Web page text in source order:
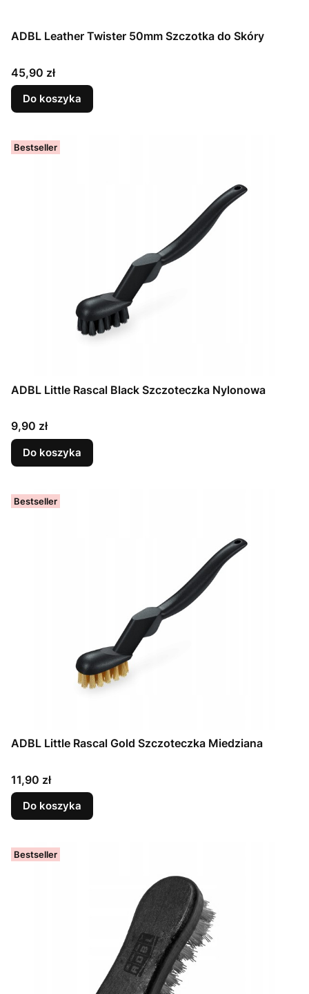
ADBL Leather Twister 50mm Szczotka do Skóry
Cena
45,90 zł
Do koszyka
Bestseller
ADBL Little Rascal Black Szczoteczka Nylonowa
Cena
9,90 zł
Do koszyka
Bestseller
ADBL Little Rascal Gold Szczoteczka Miedziana
Cena
11,90 zł
Do koszyka
Bestseller